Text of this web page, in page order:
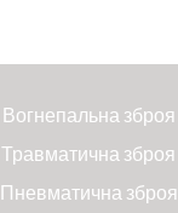
Вогнепальна зброя
Травматична зброя
Пневматична зброя